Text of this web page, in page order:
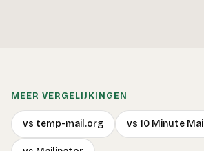
MEER VERGELIJKINGEN
vs temp-mail.org vs 10 Minute Mail